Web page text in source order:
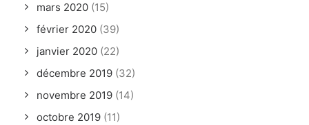
mars 2020 (15)
février 2020 (39)
janvier 2020 (22)
décembre 2019 (32)
novembre 2019 (14)
octobre 2019 (11)